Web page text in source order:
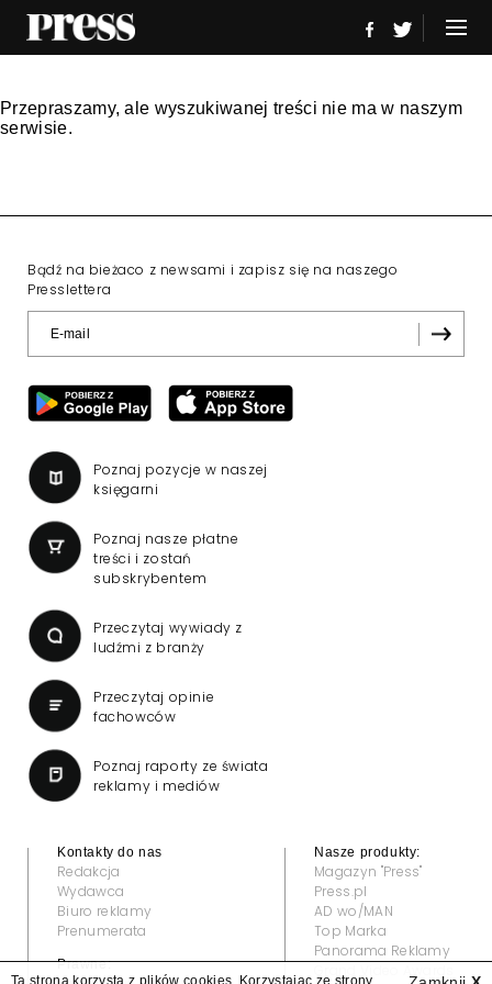
Przepraszamy, ale wyszukiwanej treści nie ma w naszym
serwisie.
Bądź na bieżaco z newsami i zapisz się na naszego
Presslettera
Poznaj pozycje w naszej
księgarni
Poznaj nasze płatne
treści i zostań
subskrybentem
Przeczytaj wywiady z
ludźmi z branży
Przeczytaj opinie
fachowców
Poznaj raporty ze świata
reklamy i mediów
Kontakty do nas
Redakcja
Wydawca
Biuro reklamy
Prenumerata
Prawne:
Nasze produkty:
Magazyn "Press"
Press.pl
AD wo/MAN
Top Marka
Panorama Reklamy
Ta strona korzysta z plików cookies. Korzystając ze strony